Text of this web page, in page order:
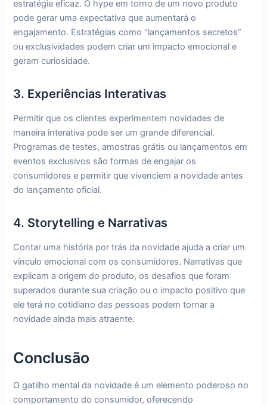
estratégia eficaz. O hype em torno de um novo produto
pode gerar uma expectativa que aumentará o
engajamento. Estratégias como “lançamentos secretos”
ou exclusividades podem criar um impacto emocional e
geram curiosidade.
3. Experiências Interativas
Permitir que os clientes experimentem novidades de
maneira interativa pode ser um grande diferencial.
Programas de testes, amostras grátis ou lançamentos em
eventos exclusivos são formas de engajar os
consumidores e permitir que vivenciem a novidade antes
do lançamento oficial.
4. Storytelling e Narrativas
Contar uma história por trás da novidade ajuda a criar um
vínculo emocional com os consumidores. Narrativas que
explicam a origem do produto, os desafios que foram
superados durante sua criação ou o impacto positivo que
ele terá no cotidiano das pessoas podem tornar a
novidade ainda mais atraente.
Conclusão
O gatilho mental da novidade é um elemento poderoso no
comportamento do consumidor, oferecendo